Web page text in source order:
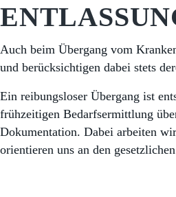
Auch beim Übergang vom
und berücksichtigen dabei stets
Ein reibungsloser Übergang ist
frühzeitigen Bedarfsermittlung
Dokumentation. Dabei arbeiten
orientieren uns an den